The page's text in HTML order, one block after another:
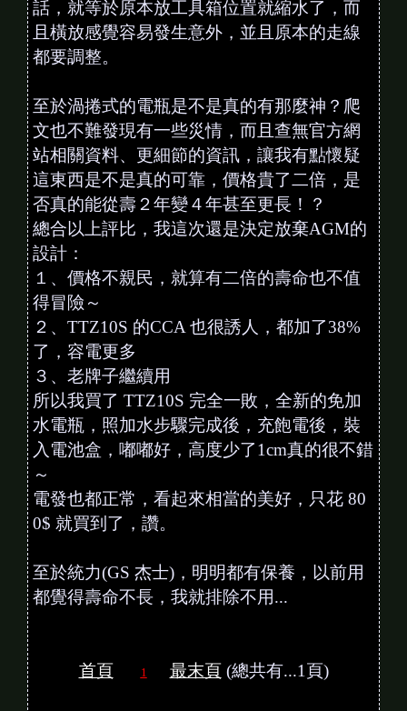
話，就等於原本放工具箱位置就縮水了，而
且橫放感覺容易發生意外，並且原本的走線
都要調整。
至於渦捲式的電瓶是不是真的有那麼神？爬
文也不難發現有一些災情，而且查無官方網
站相關資料、更細節的資訊，讓我有點懷疑
這東西是不是真的可靠，價格貴了二倍，是
否真的能從壽２年變４年甚至更長！？
總合以上評比，我這次還是決定放棄AGM的
設計：
１、價格不親民，就算有二倍的壽命也不值
得冒險～
２、TTZ10S 的CCA 也很誘人，都加了38%
了，容電更多
３、老牌子繼續用
所以我買了 TTZ10S 完全一敗，全新的免加
水電瓶，照加水步驟完成後，充飽電後，裝
入電池盒，嘟嘟好，高度少了1cm真的很不錯
～
電發也都正常，看起來相當的美好，只花 80
0$ 就買到了，讚。
至於統力(GS 杰士)，明明都有保養，以前用
都覺得壽命不長，我就排除不用...
首頁 1 最末頁(總共有...1頁)